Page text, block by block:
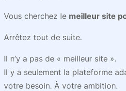
Vous cherchez le meilleur site
Arrêtez tout de suite.
Il n’y a pas de « meilleur site ».
Il y a seulement la plateforme
votre besoin. À votre ambition.